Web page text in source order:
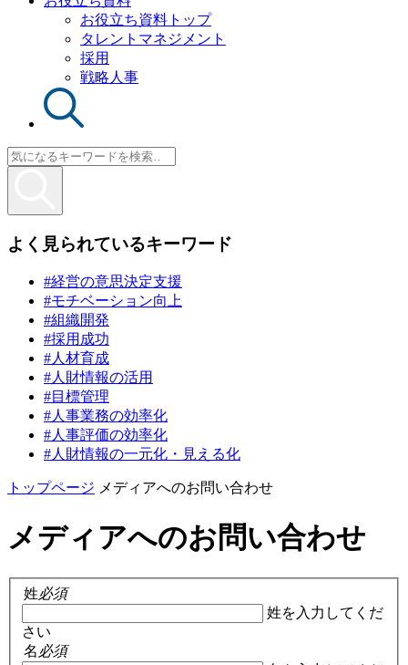
お役立ち資料トップ
タレントマネジメント
採用
戦略人事
よく見られているキーワード
#経営の意思決定支援
#モチベーション向上
#組織開発
#採用成功
#人材育成
#人財情報の活用
#目標管理
#人事業務の効率化
#人事評価の効率化
#人財情報の一元化・見える化
トップページ メディアへのお問い合わせ
メディアへのお問い合わせ
姓必須
姓を入力してくだ
さい
名 必須